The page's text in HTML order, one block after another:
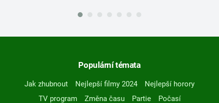
Populární témata
Jak zhubnout Nejlepší filmy 2024
Nejlepší horory
TV program
Změna času Partie
Počasí